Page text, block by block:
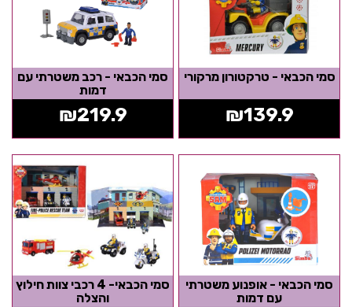
סמי הכבאי - טרקטורון מרקורי
₪139.9
סמי הכבאי - רכב משטרתי עם
דמות
₪219.9
סמי הכבאי - אופנוע משטרתי
עם דמות
סמי הכבאי- 4 רכבי צוות חילוץ
והצלה